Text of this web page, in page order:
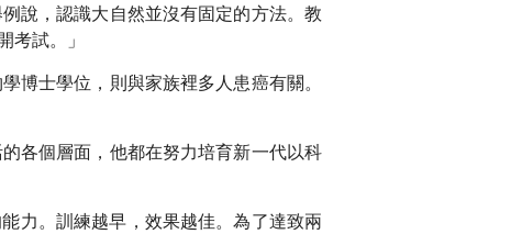
說，認識大自然並沒有固定的方法。教
試。」
博士學位，則與家族裡多人患癌有關。
各個層面，他都在努力培育新一代以科
力。訓練越早，效果越佳。為了達致兩